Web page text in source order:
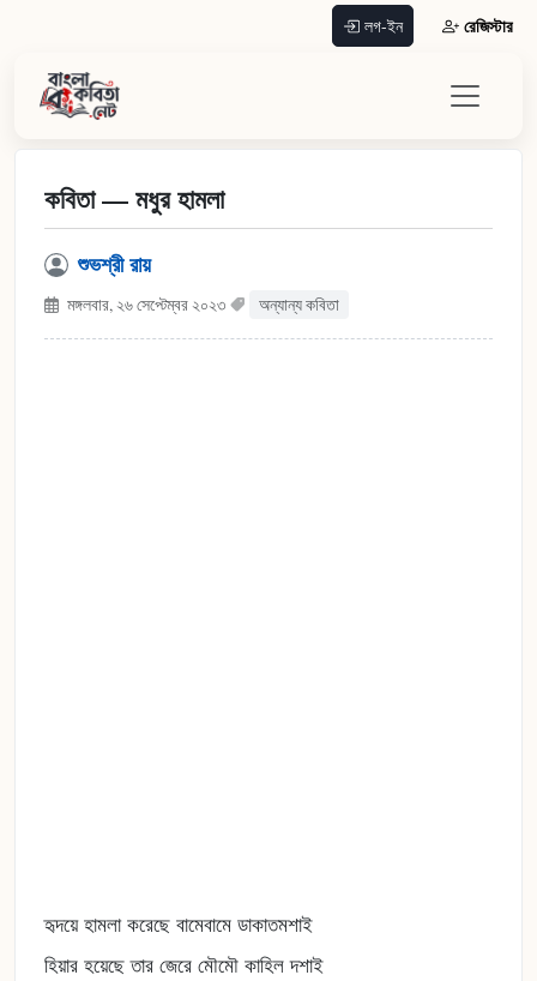
লগ-ইন রেজিস্টার
কবিতা — মধুর হামলা
শুভশ্রী রায়
মঙ্গলবার, ২৬ সেপ্টেম্বর ২০২৩ অন্যান্য কবিতা
হৃদয়ে হামলা করেছে বামেবামে ডাকাতমশাই
হিয়ার হয়েছে তার জেরে মৌমৌ কাহিল দশাই